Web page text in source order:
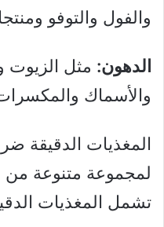
والفول والتوفو
الدهون: مثل الزيوت
والأسماك والمكسرات
المغذيات الدقيقة
لمجموعة متنوعة
تشمل المغذيات